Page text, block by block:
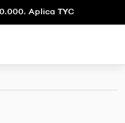
Aplica TYC